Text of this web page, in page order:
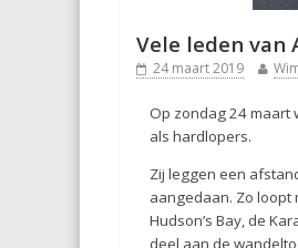
Vele leden van
24 maart 2019
Op zondag 24 maart
als hardlopers.
Zij leggen een
aangedaan. Zo loopt
Hudson’s Bay, de
deel aan de